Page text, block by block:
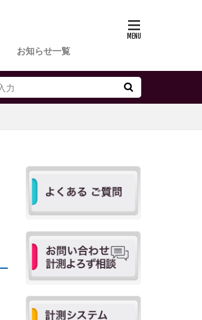
お知らせ一覧